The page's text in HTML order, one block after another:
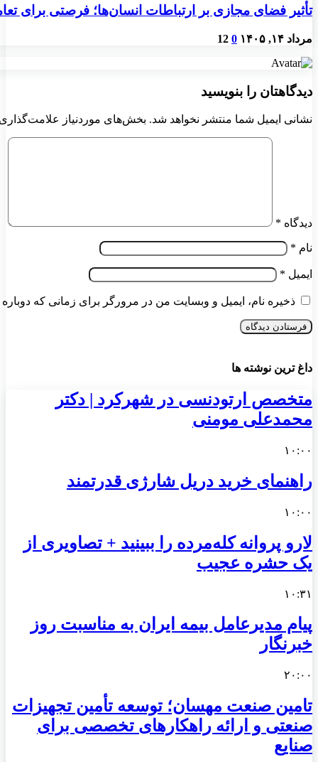
تأثیر فضای مجازی بر ارتباطات انسان‌ها؛ فرصتی برای
مرداد ۱۴, ۱۴۰۵ 0
12
دیدگاهتان را بنویسید
نشانی ایمیل شما منتشر نخواهد شد. بخش‌های موردنیاز
دیدگاه *
نام *
ایمیل *
ذخیره نام، ایمیل و وبسایت من در مرورگر برای زمانی که
داغ ترین نوشته ها
متخصص ارتودنسی در شهرکرد | دکتر
محمدعلی مومنی
۱۰:۰۰
راهنمای خرید دریل شارژی قدرتمند
۱۰:۰۰
لارو پروانه کله‌مرده را ببینید + تصاویری از
یک حشره عجیب
۱۰:۳۱
پیام مدیرعامل بیمه ایران به مناسبت روز
خبرنگار
۲۰:۰۰
تامین صنعت مهسان؛ توسعه تأمین تجهیزات
صنعتی و ارائه راهکارهای تخصصی برای
صنایع